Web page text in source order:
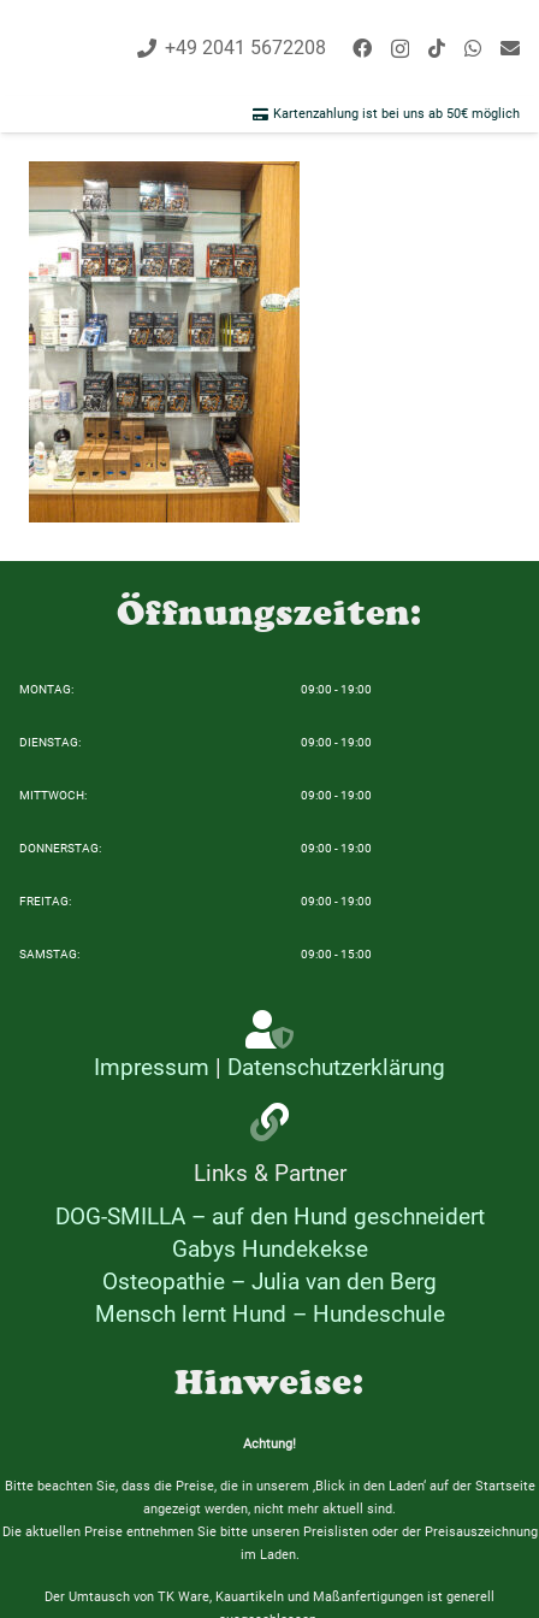
+49 2041 5672208
Kartenzahlung ist bei uns ab 50€ möglich
Öffnungszeiten:
MONTAG: 09:00 - 19:00
DIENSTAG: 09:00 - 19:00
MITTWOCH: 09:00 - 19:00
DONNERSTAG: 09:00 - 19:00
FREITAG: 09:00 - 19:00
SAMSTAG: 09:00 - 15:00
Impressum | Datenschutzerklärung
Links & Partner
DOG-SMILLA – auf den Hund geschneidert
Gabys Hundekekse
Osteopathie – Julia van den Berg
Mensch lernt Hund – Hundeschule
Hinweise:
Achtung!
Bitte beachten Sie, dass die Preise, die in unserem ‚Blick in den Laden‘ auf der Startseite
angezeigt werden, nicht mehr aktuell sind.
Die aktuellen Preise entnehmen Sie bitte unseren Preislisten oder der Preisauszeichnung
im Laden.
Der Umtausch von TK Ware, Kauartikeln und Maßanfertigungen ist generell